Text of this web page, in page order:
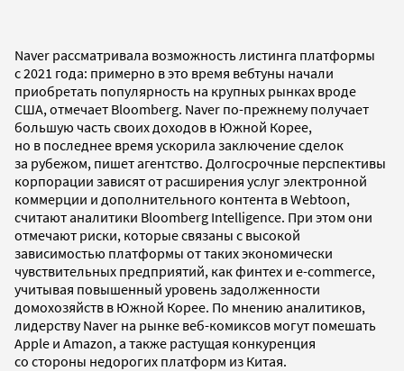
Naver рассматривала возможность листинга платформы
с 2021 года: примерно в это время вебтуны начали
приобретать популярность на крупных рынках вроде
США, отмечает Bloomberg. Naver по-прежнему получает
большую часть своих доходов в Южной Корее,
но в последнее время ускорила заключение сделок
за рубежом, пишет агентство. Долгосрочные перспективы
корпорации зависят от расширения услуг электронной
коммерции и дополнительного контента в Webtoon,
считают аналитики Bloomberg Intelligence. При этом они
отмечают риски, которые связаны с высокой
зависимостью платформы от таких экономически
чувствительных предприятий, как финтех и e-commerce,
учитывая повышенный уровень задолженности
домохозяйств в Южной Корее. По мнению аналитиков,
лидерству Naver на рынке веб-комиксов могут помешать
Apple и Amazon, а также растущая конкуренция
со стороны недорогих платформ из Китая.